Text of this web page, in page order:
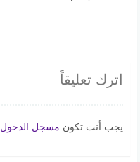
اترك تعليقاً
يجب أنت تكون مسجل الدخول